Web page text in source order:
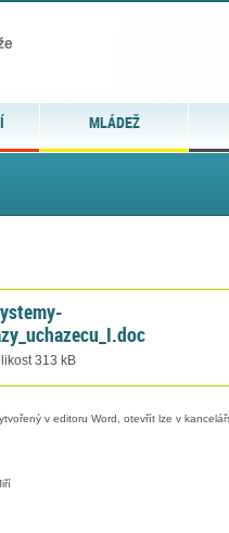
MLÁDEŽ
313 kB
v editoru Word, otevřít lze v